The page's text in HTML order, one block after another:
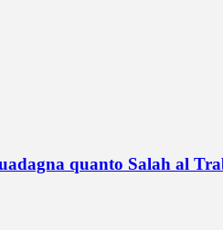
quanto Salah al